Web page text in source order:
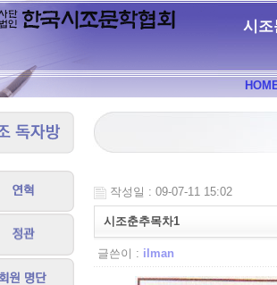
시조
작성일 : 09-07-11 15:02
시조춘추목차1
글쓴이 : ilman